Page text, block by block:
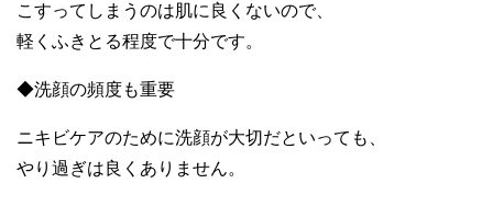
こすってしまうのは肌に良くないので、
軽くふきとる程度で十分です。
◆洗顔の頻度も重要
ニキビケアのために洗顔が大切だといっても、
やり過ぎは良くありません。